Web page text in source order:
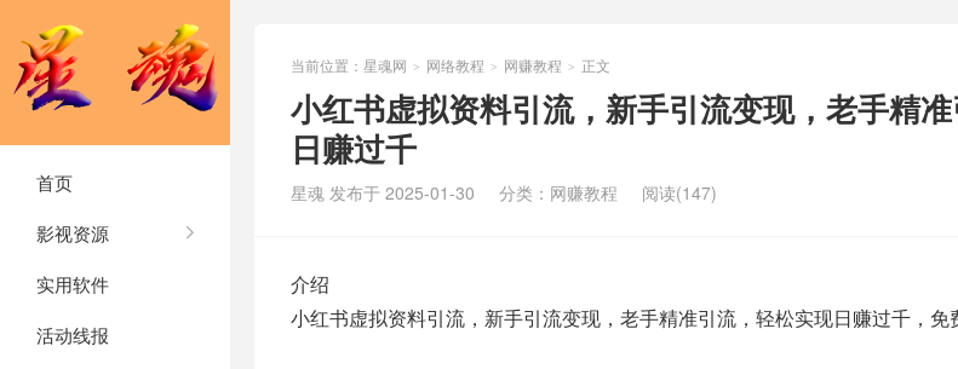
首页
影视资源
实用软件
活动线报
当前位置： 星魂网 > 网络教程 > 网赚教程 > 正文
小红书虚拟资料引流，新手引流变现，老手精
日赚过千
星魂 发布于 2025-01-30 分类： 网赚教程 阅读(147)
介绍
小红书虚拟资料引流，新手引流变现，老手精准引流，轻松实现日赚过千，免